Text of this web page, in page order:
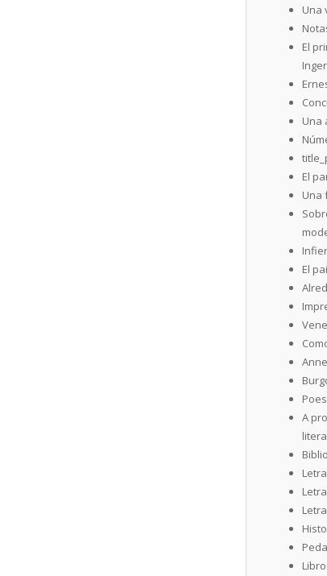
Una
El
Una
El
Una
El
A